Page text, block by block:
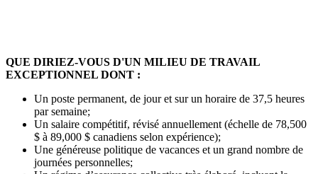
QUE DIRIEZ-VOUS D'UN MILIEU DE TRAVAIL
EXCEPTIONNEL DONT :
Un poste permanent, de jour et sur un horaire de 37,5 heures
par semaine;
Un salaire compétitif, révisé annuellement (échelle de 78,500
$ à 89,000 $ canadiens selon expérience);
Une généreuse politique de vacances et un grand nombre de
journées personnelles;